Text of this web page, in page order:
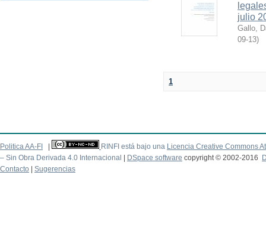
julio
Gallo,
09-13)
1
Politica AA-FI RINFI está bajo una Licencia Creative Commons
– Sin Obra Derivada 4.0 Internacional
DSpace software copyright © 2002-2016
Contacto
Sugerencias